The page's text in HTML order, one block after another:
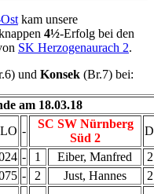
kam unsere
4½-Erfolg bei den
SK Herzogenaurach 2.
und Konsek (Br.7) bei:
am 18.03.18
-
SC SW Nürnberg
Süd 2
- 1 Eiber, Manfred
- 2 Just, Hannes